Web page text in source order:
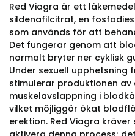
Red Viagra är ett
sildenafilcitrat, en
som används för att
Det fungerar genom att
normalt bryter ner cyklisk
Under sexuell upphetsning
stimulerar produktionen av
muskelavslappning i
vilket möjliggör ökat
erektion. Red Viagra